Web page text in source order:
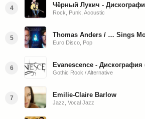
4 Чёрный Лукич -
Rock, Punk, Acoustic
5
Euro Disco, Pop
6 Evanescence - Дискография
Gothic Rock / Alternative
7 Emilie-Claire Barlow
Jazz, Vocal Jazz